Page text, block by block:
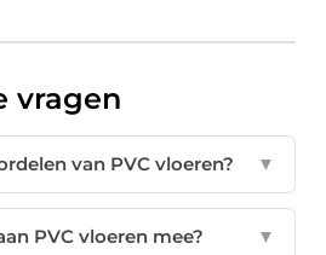
vragen
van PVC vloeren? ▼
PVC vloeren mee? ▼